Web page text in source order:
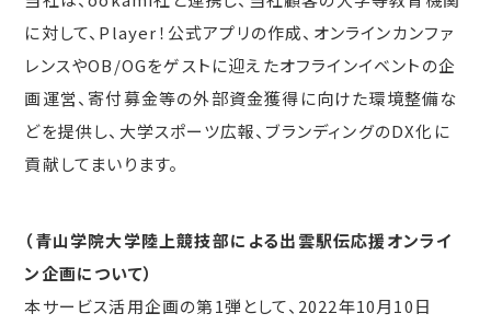
に対して、Player！公式アプリの作成、オンラインカンファ
レンスやOB/OGをゲストに迎えたオフラインイベントの企
画運営、寄付募金等の外部資金獲得に向けた環境整備な
どを提供し、大学スポーツ広報、ブランディングのDX化に
貢献してまいります。
（青山学院大学陸上競技部による出雲駅伝応援オンライ
ン企画について）
本サービス活用企画の第1弾として、2022年10月10日